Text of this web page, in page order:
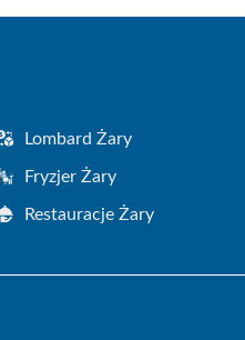
Lombard Żary
Fryzjer Żary
Restauracje Żary